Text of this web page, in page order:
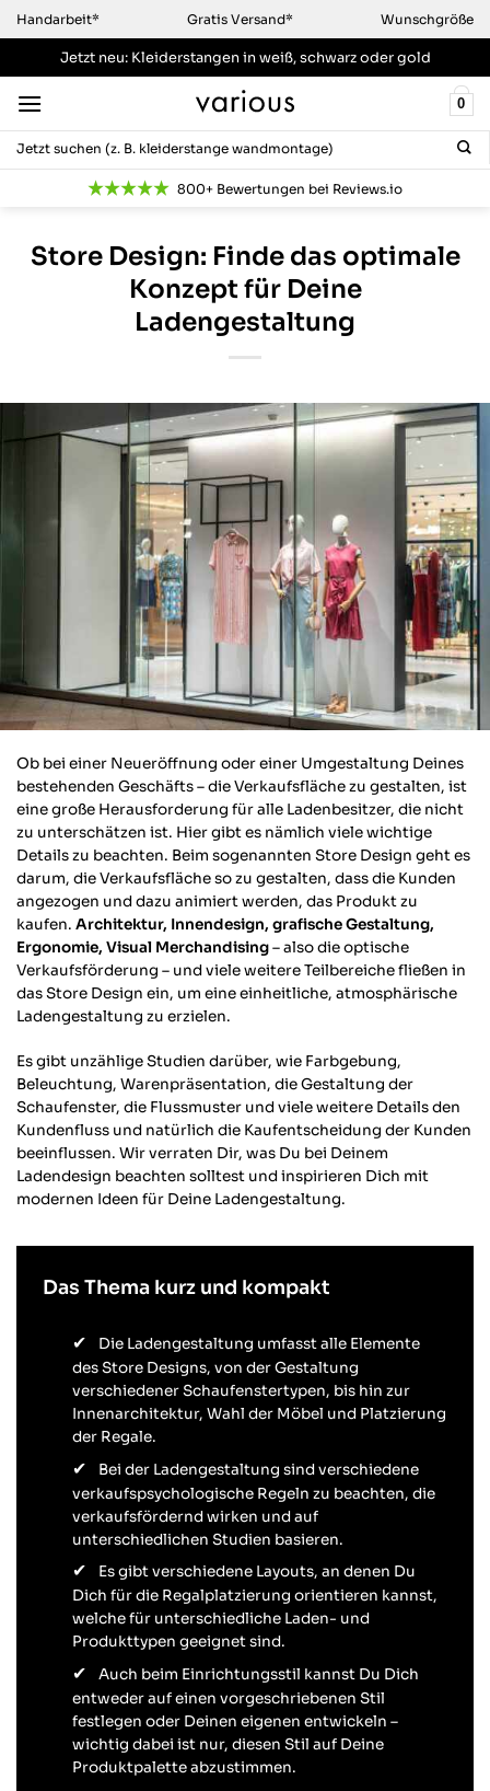
Zum
Inhalt
springen
Handarbeit* Gratis Versand* Wunschgröße
Jetzt neu: Kleiderstangenin weiß, schwarz oder gold
0
Suchen
nach:
800+ Bewertungen bei Reviews.io
Store Design: Finde das optimale
Konzept für Deine
Ladengestaltung
Ob bei einer Neueröffnung oder einer Umgestaltung Deines
bestehenden Geschäfts – die Verkaufsfläche zu gestalten, ist
eine große Herausforderung für alle Ladenbesitzer, die nicht
zu unterschätzen ist. Hier gibt es nämlich viele wichtige
Details zu beachten. Beim sogenannten Store Design geht es
darum, die Verkaufsfläche so zu gestalten, dass die Kunden
angezogen und dazu animiert werden, das Produkt zu
kaufen. Architektur, Innendesign, grafische Gestaltung,
Ergonomie, Visual Merchandising– also die optische
Verkaufsförderung – und viele weitere Teilbereiche fließen in
das Store Design ein, um eine einheitliche, atmosphärische
Ladengestaltung zu erzielen.
Es gibt unzählige Studien darüber, wie Farbgebung,
Beleuchtung, Warenpräsentation, die Gestaltung der
Schaufenster, die Flussmuster und viele weitere Details den
Kundenfluss und natürlich die Kaufentscheidung der Kunden
beeinflussen. Wir verraten Dir, was Du bei Deinem
Ladendesign beachten solltest und inspirieren Dich mit
modernen Ideen für Deine Ladengestaltung.
Das Thema kurz und kompakt
Die Ladengestaltung umfasst alle Elemente
des Store Designs, von der Gestaltung
verschiedener Schaufenstertypen, bis hin zur
Innenarchitektur, Wahl der Möbel und Platzierung
der Regale.
Bei der Ladengestaltung sind verschiedene
verkaufspsychologische Regeln zu beachten, die
verkaufsfördernd wirken und auf
unterschiedlichen Studien basieren.
Es gibt verschiedene Layouts, an denen Du
Dich für die Regalplatzierung orientieren kannst,
welche für unterschiedliche Laden- und
Produkttypen geeignet sind.
Auch beim Einrichtungsstil kannst Du Dich
entweder auf einen vorgeschriebenen Stil
festlegen oder Deinen eigenen entwickeln –
wichtig dabei ist nur, diesen Stil auf Deine
Produktpalette abzustimmen.